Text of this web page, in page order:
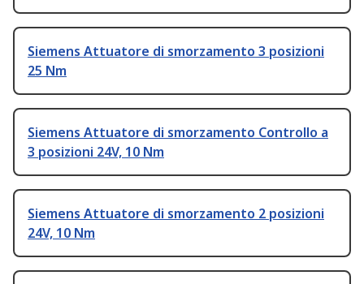
Siemens Attuatore di smorzamento 3 posizioni
25 Nm
Siemens Attuatore di smorzamento Controllo a
3 posizioni 24V, 10 Nm
Siemens Attuatore di smorzamento 2 posizioni
24V, 10 Nm